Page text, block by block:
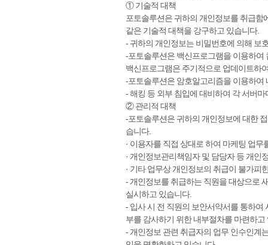
① 기술적 대책
포토솔루션은 귀하의 개인정보를 취급함
같은 기술적 대책을 강구하고 있습니다.
- 귀하의 개인정보는 비밀번호에 의해 보
-포토솔루션은 백신프로그램을 이용하여
백신프로그램은 주기적으로 업데이트하
-포토솔루션은 암호알고리즘을 이용하여
- 해킹 등 외부 침입에 대비하여 각 서버
② 관리적 대책
-포토솔루션은 귀하의 개인정보에 대한
습니다.
· 이용자를 직접 상대로 하여 마케팅 업무
· 개인정보관리책임자 및 담당자 등 개인
· 기타 업무상 개인정보의 취급이 불가피
- 개인정보를 취급하는 직원을 대상으로
실시하고 있습니다.
- 입사 시 전 직원의 보안서약서를 통하
부를 감사하기 위한 내부절차를 마련하고
- 개인정보 관련 취급자의 업무 인수인계